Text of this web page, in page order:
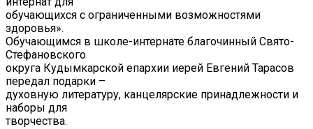
обучающихся с ограниченными возможностями
здоровья».
Обучающимся в школе-интернате благочинный Свято-
Стефановского
округа Кудымкарской епархии иерей Евгений Тарасов
передал подарки –
духовную литературу, канцелярские принадлежности и
наборы для
творчества.